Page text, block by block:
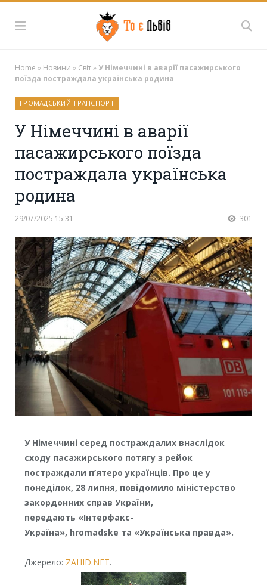
Home » Новини » Світ» У Німеччині в аварії пасажирського
поїзда постраждала українська родина
ГРОМАДСЬКИЙ ТРАНСПОРТ
У Німеччині в аварії
пасажирського поїзда
постраждала українська
родина
29/07/2025 15:31 301
У Німеччині серед постраждалих внаслідок
сходу пасажирського потягу з рейок
постраждали п’ятеро українців. Про це у
понеділок, 28 липня, повідомило міністерство
закордонних справ України,
передають «Інтерфакс-
Україна», hromadske та «Українська правда».
Джерело: ZAHID.NET.